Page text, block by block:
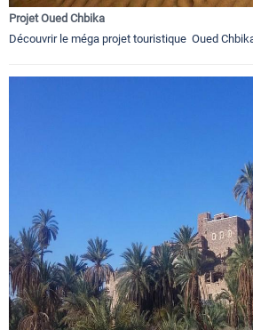
Projet Oued Chbika
Découvrir le méga projet touristique Oued